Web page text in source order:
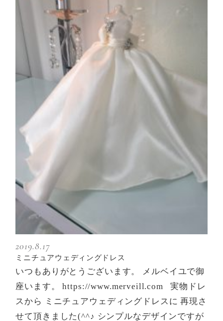
2019.8.17
ミニチュアウェディングドレス
いつもありがとうございます。 メルベイユで御
座います。 https://www.merveill.com 実物ドレ
スから ミニチュアウェディングドレスに 再現さ
せて頂きました(^^♪ シンプルなデザインですが